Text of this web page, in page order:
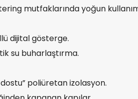
mutfaklarında yoğun
dijital gösterge.
su buharlaştırma.
poliüretan izolasyon.